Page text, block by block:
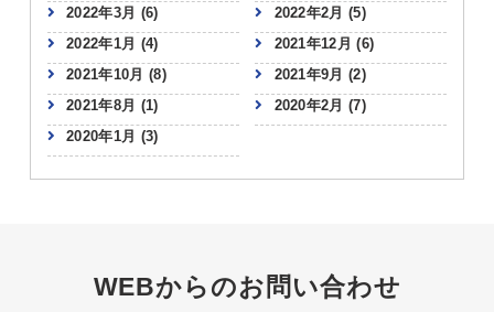
2022年3月 (6) 2022年2月 (5)
2022年1月 (4) 2021年12月 (6)
2021年10月 (8) 2021年9月 (2)
2021年8月 (1) 2020年2月 (7)
2020年1月 (3)
WEBからのお問い合わせ